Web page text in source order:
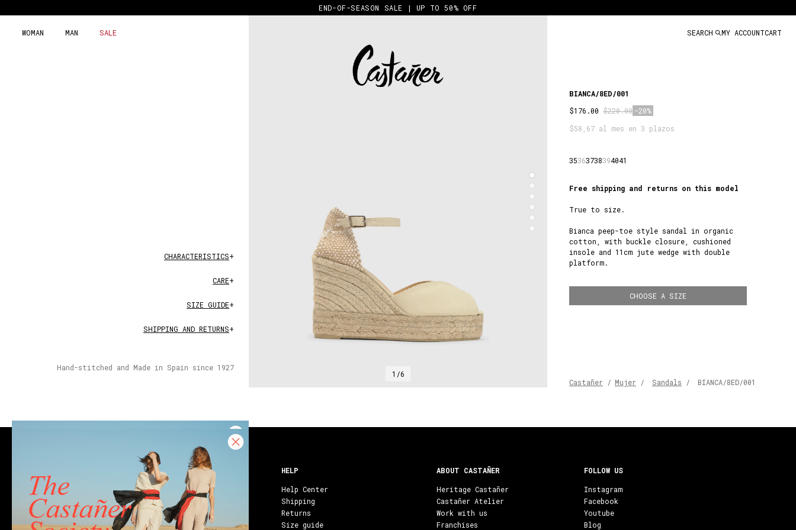
to
END-OF-SEASON SALE | UP TO 50% OFF
WOMAN MAN SALE SEARCH MY ACCOUNTCART
CHARACTERISTICS+
CARE+
SIZE GUIDE+
SHIPPING AND RETURNS+
Hand-stitched and Made in Spain since 1927
1/6
BIANCA/8ED/001
$176.00 $220.00 -20%
$58,67 al mes en 3 plazos
35363738394041
Free shipping and returns on this model
True to size.
Bianca peep-toe style sandal in organic
cotton, with buckle closure, cushioned
insole and 11cm jute wedge with double
platform.
CHOOSE A SIZE
Castañer / Mujer / Sandals / BIANCA/8ED/001
CONTACT
Email
Chat
HELP
Help Center
Shipping
Returns
Size guide
ABOUT CASTAÑER
Heritage Castañer
Castañer Atelier
Work with us
Franchises
FOLLOW US
Instagram
Facebook
Youtube
Blog